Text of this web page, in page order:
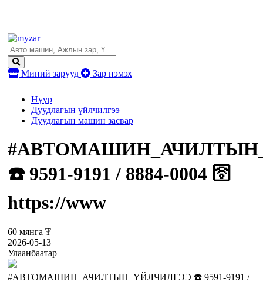
Миний зарууд Зар нэмэх
Нүүр
Дуудлагын үйлчилгээ
Дуудлагын машин засвар
☎️ 9591-9191 / 8884-0004 🛜
https://www
60 мянга ₮
2026-05-13
Улаанбаатар
#АВТОМАШИН_АЧИЛТЫН_ҮЙЛЧИЛГЭЭ ☎️ 9591-9191 /